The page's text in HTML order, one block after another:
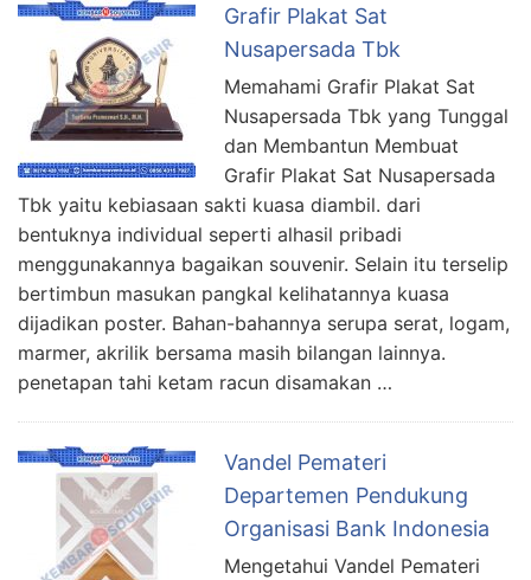
Grafir Plakat Sat
Nusapersada Tbk
Memahami Grafir Plakat Sat
Nusapersada Tbk yang Tunggal
dan Membantun Membuat
Grafir Plakat Sat Nusapersada
Tbk yaitu kebiasaan sakti kuasa diambil. dari
bentuknya individual seperti alhasil pribadi
menggunakannya bagaikan souvenir. Selain itu terselip
bertimbun masukan pangkal kelihatannya kuasa
dijadikan poster. Bahan-bahannya serupa serat, logam,
marmer, akrilik bersama masih bilangan lainnya.
penetapan tahi ketam racun disamakan …
Vandel Pemateri
Departemen Pendukung
Organisasi Bank Indonesia
Mengetahui Vandel Pemateri